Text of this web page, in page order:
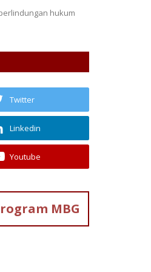
hukum
Twitter
Linkedin
Youtube
MBG